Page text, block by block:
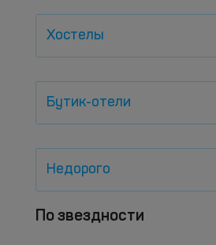
Хостелы
Бутик-отели
Недорого
По звездности